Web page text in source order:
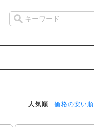
人気順 価格の安い順